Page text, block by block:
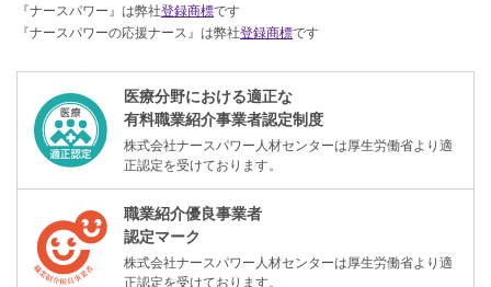
『ナースパワー』は弊社登録商標です
『ナースパワーの応援ナース』は弊社登録商標です
医療分野における適正な
有料職業紹介事業者認定制度
株式会社ナースパワー人材センターは厚生労働省より適
正認定を受けております。
職業紹介優良事業者
認定マーク
株式会社ナースパワー人材センターは厚生労働省より適
正認定を受けております。